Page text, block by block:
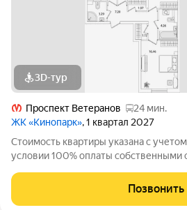
3D-тур
Проспект Ветеранов
24 мин.
ЖК «Кинопарк», 1 квартал 2027
Стоимость квартиры указана с
условии 100% оплаты собственными
(Росстройинвест). Квартира
Очередь 1, Корпус 1
Позвонить